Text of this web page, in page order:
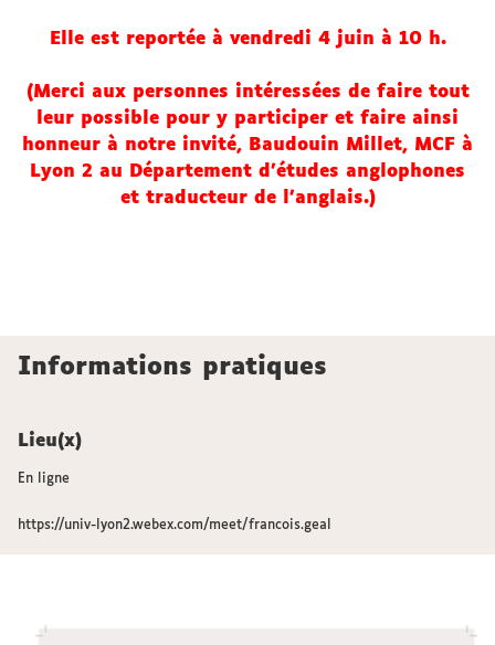
Elle est reportée à vendredi 4 juin à 10 h.
(Merci aux personnes intéressées de faire tout
leur possible pour y participer et faire ainsi
honneur à notre invité, Baudouin Millet, MCF à
Lyon 2 au Département d'études anglophones
et traducteur de l'anglais.)
Informations pratiques
Lieu(x)
En ligne
https://univ-lyon2.webex.com/meet/francois.geal